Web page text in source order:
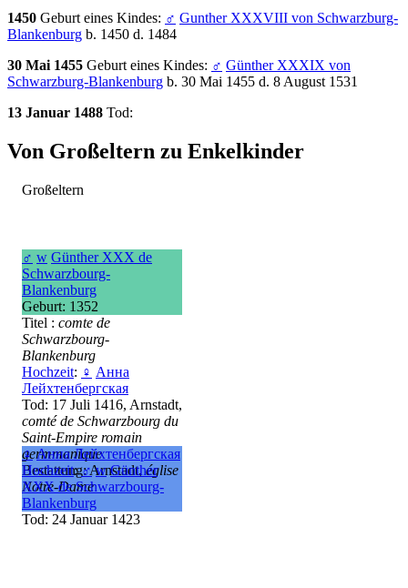
1450 Geburt eines Kindes: ♂ Gunther XXXVIII von Schwarzburg-
Blankenburg b. 1450 d. 1484
30 Mai 1455 Geburt eines Kindes: ♂ Günther XXXIX von
Schwarzburg-Blankenburg b. 30 Mai 1455 d. 8 August 1531
13 Januar 1488 Tod:
Von Großeltern zu Enkelkinder
Großeltern
♂ w Günther XXX de
Schwarzbourg-
Blankenburg
Geburt: 1352
Titel : comte de
Schwarzbourg-
Blankenburg
Hochzeit: ♀ Анна
Лейхтенбергская
Tod: 17 Juli 1416, Arnstadt,
comté de Schwarzbourg du
Saint-Empire romain
germmanique
Bestattung: Arnstadt,église
Notre-Dame
♀ Анна Лейхтенбергская
Hochzeit:♂ w Günther
XXX de Schwarzbourg-
Blankenburg
Tod: 24 Januar 1423